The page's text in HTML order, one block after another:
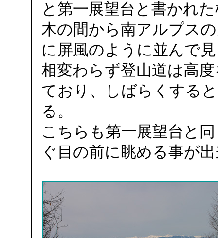
と第一展望台と書かれ
木の間から南アルプス
に屏風のように並んで
相変わらず登山道は高
ており、しばらくする
る。
こちらも第一展望台と
ぐ目の前に眺める事が